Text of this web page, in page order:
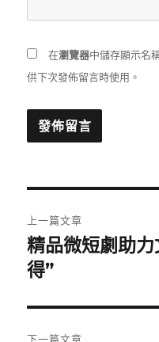
在瀏覽器中儲存顯示名
供下次發佈留言時使用。
章
導
覽
上一篇文章
上
一
文
章:
精品微短劇助
得”
下一篇文章